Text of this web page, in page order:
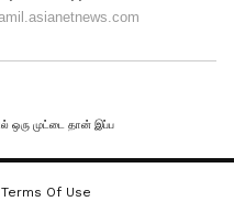
Terms Of Use